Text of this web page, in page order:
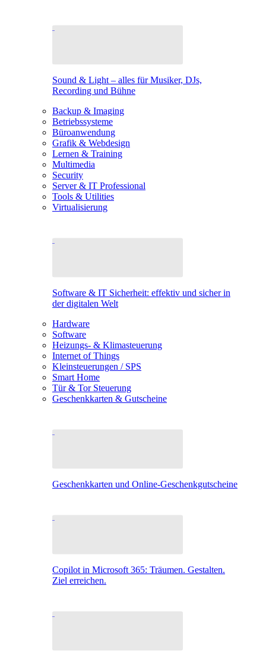
Sound & Light – alles für Musiker, DJs,
Recording und Bühne
Backup & Imaging
Betriebssysteme
Büroanwendung
Grafik & Webdesign
Lernen & Training
Multimedia
Security
Server & IT Professional
Tools & Utilities
Virtualisierung
Software & IT Sicherheit: effektiv und sicher in
der digitalen Welt
Hardware
Software
Heizungs- & Klimasteuerung
Internet of Things
Kleinsteuerungen / SPS
Smart Home
Tür & Tor Steuerung
Geschenkkarten & Gutscheine
Geschenkkarten und Online-Geschenkgutscheine
Copilot in Microsoft 365: Träumen. Gestalten.
Ziel erreichen.